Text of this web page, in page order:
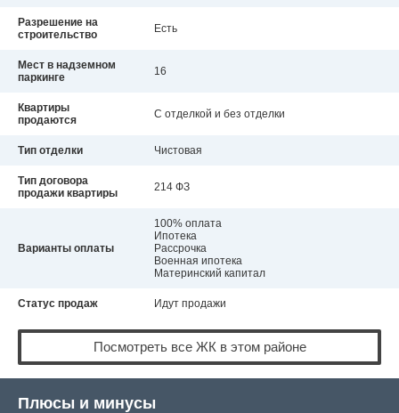
Разрешение на
строительство
Есть
Мест в надземном
паркинге
16
Квартиры
продаются
С отделкой и без отделки
Тип отделки Чистовая
Тип договора
продажи квартиры
214 ФЗ
Варианты оплаты
100% оплата
Ипотека
Рассрочка
Военная ипотека
Материнский капитал
Статус продаж Идут продажи
Посмотреть все ЖК в этом районе
Плюсы и минусы